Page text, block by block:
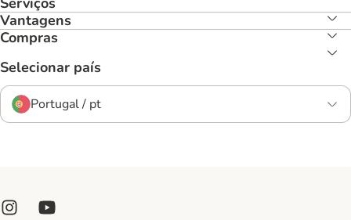
Vantagens
Compras
Selecionar país
Portugal / pt